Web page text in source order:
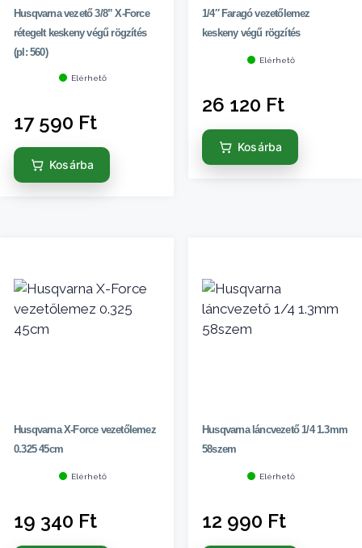
Husqvarna vezető 3/8” X-Force
rétegelt keskeny végű rögzítés
(pl: 560)
Elérhető
17 590 Ft
Kosárba
1/4″ Faragó vezetőlemez
keskeny végű rögzítés
Elérhető
26 120 Ft
Kosárba
Husqvarna X-Force vezetőlemez
0.325 45cm
Elérhető
19 340 Ft
Husqvarna láncvezető 1/4 1.3mm
58szem
Elérhető
12 990 Ft